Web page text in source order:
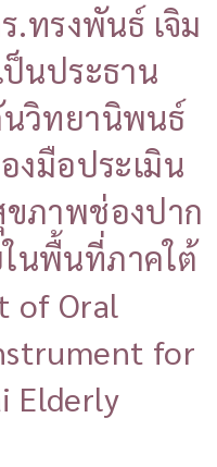
.ทรงพันธ์ เจิม
นประธาน
วิทยานิพนธ์
งมือประเมิน
ภาพช่องปาก
นพื้นที่ภาคใต้
of Oral
for
Elderly